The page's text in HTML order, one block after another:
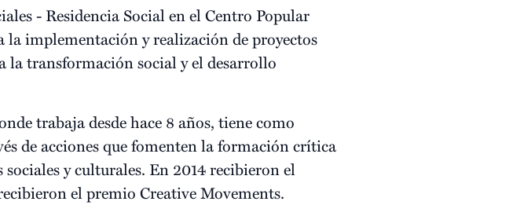
- Residencia Social en el Centro Popular
la implementación y realización de proyectos
la transformación social y el desarrollo
trabaja desde hace 8 años, tiene como
de acciones que fomenten la formación crítica
y culturales. En 2014 recibieron el
el premio Creative Movements.